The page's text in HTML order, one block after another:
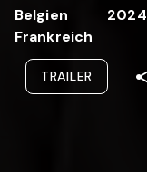
Belgien
Frankreich
2024
TRAILER